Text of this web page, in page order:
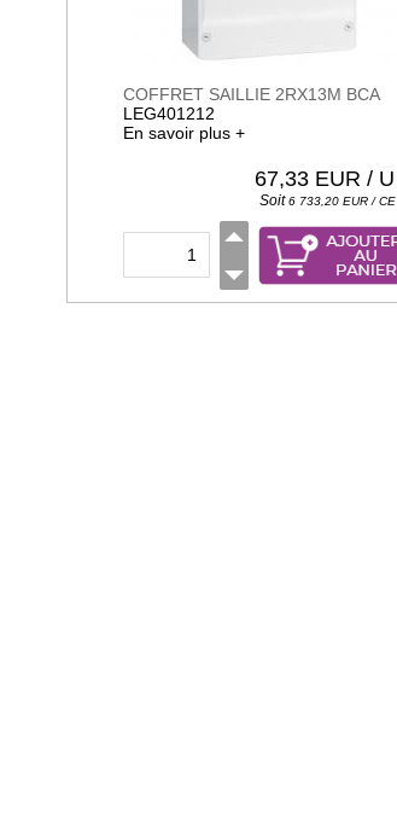
COFFRET SAILLIE 2RX13M BCA
LEG401212
En savoir plus +
67,33 EUR / U
Soit6 733,20EUR / CE